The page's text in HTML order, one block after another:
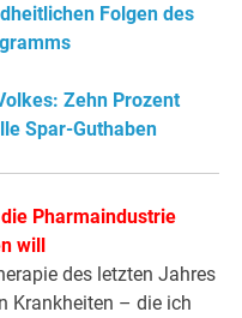
Folgen des
Zehn Prozent
Spar-Guthaben
Pharmaindustrie
will
des letzten Jahres
Krankheiten – die ich